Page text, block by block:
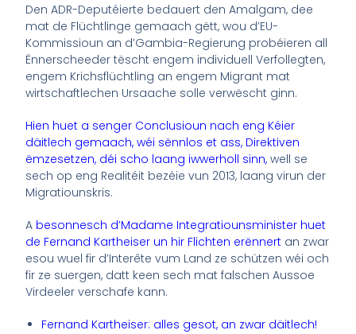
Den ADR-Deputéierte bedauert den Amalgam, dee
mat de Flüchtlinge gemaach gëtt, wou d’EU-
Kommissioun an d’Gambia-Regierung probéieren all
Ënnerscheeder tëscht engem individuell Verfollegten,
engem Krichsflüchtling an engem Migrant mat
wirtschaftlechen Ursaache solle verwëscht ginn.
Hien huet a senger Conclusioun nach eng Kéier
däitlech gemaach, wéi sënnlos et ass, Direktiven
ëmzesetzen, déi scho laang iwwerholl sinn, well se
sech op eng Realitéit bezéie vun 2013, laang virun der
Migratiounskris.
A besonnesch d’Madame Integratiounsminister huet
de Fernand Kartheiser un hir Flichten erënnert an zwar
esou wuel fir d’Interête vum Land ze schützen wéi och
fir ze suergen, datt keen sech mat falschen Aussoe
Virdeeler verschafe kann.
Fernand Kartheiser: alles gesot, an zwar däitlech!